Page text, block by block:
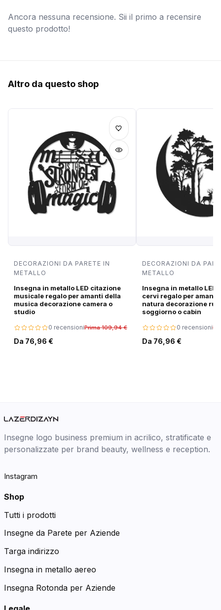
Ancora nessuna recensione. Sii il primo a recensire
questo prodotto!
Altro da questo shop
DECORAZIONI DA PARETE IN
METALLO
Insegna in metallo LED citazione
musicale regalo per amanti della
musica decorazione camera o
studio
0 recensioniPrima 109,94 €
Da 76,96 €
DECORAZIONI DA
METALLO
Insegna in metallo LED
cervi regalo per amanti
natura decorazione
soggiorno o cabin
0 recensioni
Da 76,96 €
Insegne logo business premium in acrilico, stratificate e
personalizzate per brand beauty, wellness e reception.
Instagram
Shop
Tutti i prodotti
Insegne da Parete per Aziende
Targa indirizzo
Insegna in metallo aereo
Insegna Rotonda per Aziende